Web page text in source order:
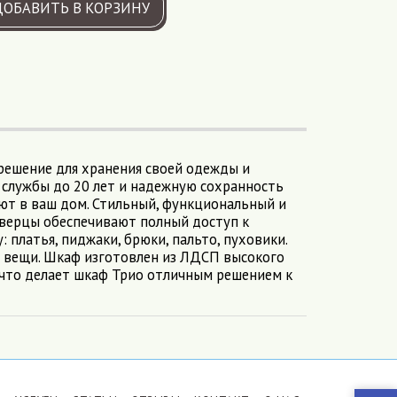
В КОРЗИНУ
для хранения своей одежды и
до 20 лет и надежную сохранность
в ваш дом. Стильный, функциональный и
обеспечивают полный доступ к
пиджаки, брюки, пальто, пуховики.
Шкаф изготовлен из ЛДСП высокого
делает шкаф Трио отличным решением к